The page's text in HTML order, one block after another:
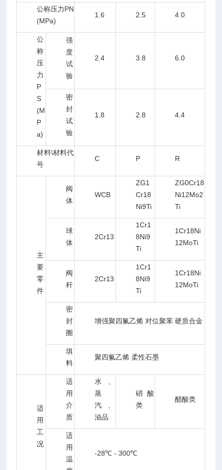
公称压力PN
(MPa)
1.6 2.5 4.0
公
称
压
力
P
S
(M
P
a)
强
度
试
验
2.4 3.8 6.0
密
封
试
验
1.8 2.8 4.4
材料\材料代
号
C P R
主
要
零
件
阀
体
WCB
ZG1
Cr18
Ni9Ti
ZG0Cr18
Ni12Mo2
Ti
球
体
2Cr13
1Cr1
8Ni9
Ti
1Cr18Ni
12MoTi
阀
杆
2Cr13
1Cr1
8Ni9
Ti
1Cr18Ni
12MoTi
密
封
圈
增强聚四氟乙烯 对位聚苯 硬质合金
填
料
聚四氟乙烯 柔性石墨
适
用
工
况
适
用
介
质
水、
蒸
汽、
油品
硝酸
类
醋酸类
适
用
温
-28℃ - 300℃